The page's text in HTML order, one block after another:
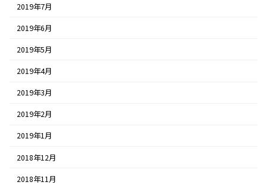
2019年7月
2019年6月
2019年5月
2019年4月
2019年3月
2019年2月
2019年1月
2018年12月
2018年11月